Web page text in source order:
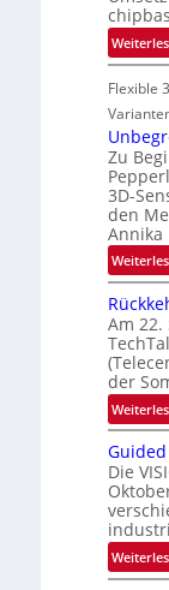
f
t
-
u
n
d
R
a
u
m
f
a
h
r
t
t
e
c
h
n
i
k
R
e
g
o
n
Flexible
Zu
3D-
den
Annika
Am
der
Die